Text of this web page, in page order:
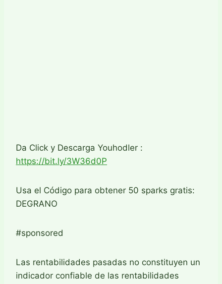
Da Click y Descarga Youhodler :
https://bit.ly/3W36d0P
Usa el Código para obtener 50 sparks gratis:
DEGRANO
#sponsored
Las rentabilidades pasadas no constituyen un
indicador confiable de las rentabilidades